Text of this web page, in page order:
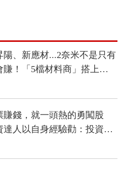
陽、新應材...2奈米不是只有
賺！「5檔材料商」搭上成
賺錢，就一頭熱的勇闖股
達人以自身經驗勸：投資前
好這些準備